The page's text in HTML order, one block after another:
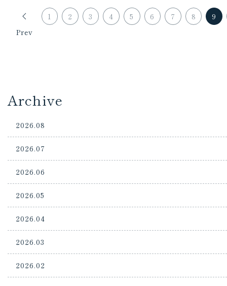
Prev
1 2 3 4 5 6 7 8 9
Archive
2026.08
2026.07
2026.06
2026.05
2026.04
2026.03
2026.02